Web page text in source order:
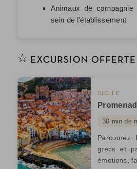
Animaux de
sein de l’établissement
EXCURSION OFFERTE
SICILE
30 min de
Parcourez
grecs et
émotions,